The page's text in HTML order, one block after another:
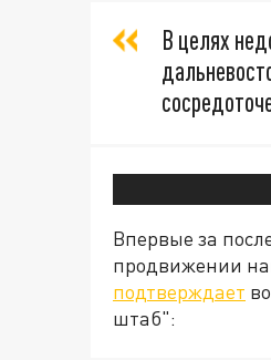
В целях
Впервые за
продвижении
подтверждает
штаб":